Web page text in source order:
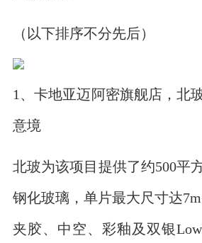
（以下排序不分先后）
1、卡地亚迈阿密旗舰店，北
意境
北玻为该项目提供了约500平
钢化玻璃，单片最大尺寸达
夹胶、中空、彩釉及双银